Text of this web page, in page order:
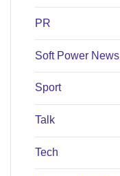
PR
Soft Power News
Sport
Talk
Tech